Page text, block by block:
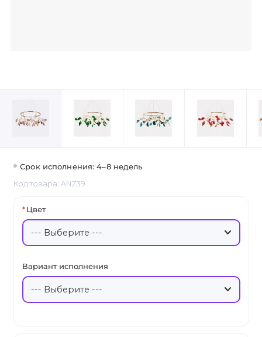
Срок исполнения: 4–8 недель
Код товара: ANZ39
Цвет
Вариант исполнения